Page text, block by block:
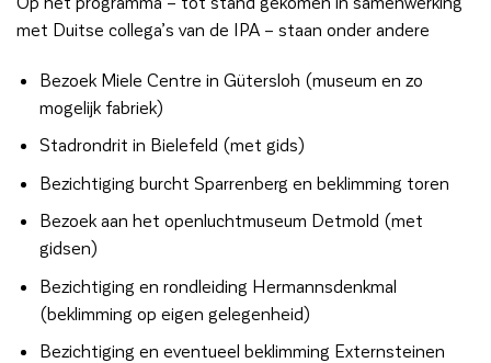
met Duitse collega’s van de IPA – staan onder andere
Bezoek Miele Centre in Gütersloh (museum en zo
mogelijk fabriek)
Stadrondrit in Bielefeld (met gids)
Bezichtiging burcht Sparrenberg en beklimming toren
Bezoek aan het openluchtmuseum Detmold (met
gidsen)
Bezichtiging en rondleiding Hermannsdenkmal
(beklimming op eigen gelegenheid)
Bezichtiging en eventueel beklimming Externsteinen